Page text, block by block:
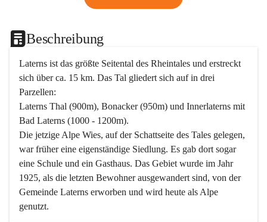
Beschreibung
Laterns ist das größte Seitental des Rheintales und erstreckt
sich über ca. 15 km. Das Tal gliedert sich auf in drei
Parzellen:
Laterns Thal (900m), Bonacker (950m) und Innerlaterns mit
Bad Laterns (1000 - 1200m).
Die jetzige Alpe Wies, auf der Schattseite des Tales gelegen,
war früher eine eigenständige Siedlung. Es gab dort sogar
eine Schule und ein Gasthaus. Das Gebiet wurde im Jahr
1925, als die letzten Bewohner ausgewandert sind, von der
Gemeinde Laterns erworben und wird heute als Alpe
genutzt.